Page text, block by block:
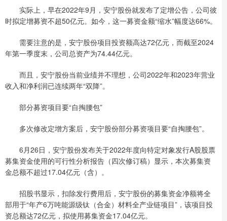
实际上，早在2022年9月，安宁股份就发布了定增公告，公司彼
时拟定增募资不超50亿元。如今，这一募资金额“缩水”幅度达66%。
需要注意的是，安宁股份项目投资额高达72亿元，而截至2024
年第一季度末，公司总资产为74.44亿元。
而且，安宁股份当前业绩并不理想，公司2022年和2023年营业
收入和净利润已连续两年“双降”。
部分募资项目要“自掏腰包”
多次修改定增方案后，安宁股份部分募资项目要“自掏腰包”。
6月26日，安宁股份发布关于2022年度向特定对象发行A股股票
募集资金使用的可行性分析报告（四次修订稿）显示，本次募集资
金总额不超过17.04亿元（含）。
招股书显示，扣除发行费用后，安宁股份的募集资金净额将全
部用于“年产6万吨能源级钛（合金）材料全产业链项目”，该项目投
资总额达72亿元，拟使用募集资金17.04亿元。